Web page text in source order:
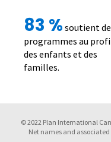
83 % soutient
programmes au
des enfants et des
familles.
© 2022 Plan International
Net names and